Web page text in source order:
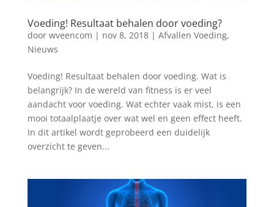
Voeding! Resultaat behalen door voeding?
door wveencom | nov 8, 2018| Afvallen Voeding,
Nieuws
Voeding! Resultaat behalen door voeding. Wat is
belangrijk? In de wereld van fitness is er veel
aandacht voor voeding. Wat echter vaak mist, is een
mooi totaalplaatje over wat wel en geen effect heeft.
In dit artikel wordt geprobeerd een duidelijk
overzicht te geven...